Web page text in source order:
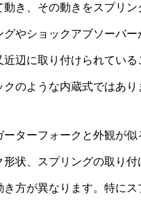
き、その動きをスプリン
やショックアブソーバー
近辺に取り付けられている
クのような内蔵式ではあり
ーターフォークと外観が似
形状、スプリングの取り付
き方が異なります。特にス